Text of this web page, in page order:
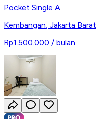
Pocket Single A
Kembangan, Jakarta Barat
Rp1.500.000 / bulan